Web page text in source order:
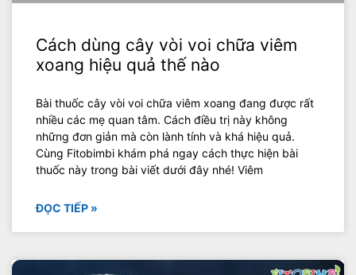
Cách dùng cây vòi voi chữa viêm
xoang hiệu quả thế nào
Bài thuốc cây vòi voi chữa viêm xoang đang được rất
nhiều các mẹ quan tâm. Cách điều trị này không
những đơn giản mà còn lành tính và khá hiệu quả.
Cùng Fitobimbi khám phá ngay cách thực hiện bài
thuốc này trong bài viết dưới đây nhé! Viêm
ĐỌC TIẾP »